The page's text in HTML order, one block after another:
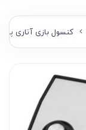
کنسول بازی آتاری